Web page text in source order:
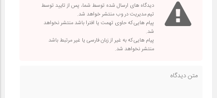
دیدگاه های ارسال شده توسط شما، پس از تایید توسط
تیم مدیریت در وب منتشر خواهد شد.
پیام هایی که حاوی تهمت یا افترا باشد منتشر نخواهد
شد.
پیام هایی که به غیر از زبان فارسی یا غیر مرتبط باشد
منتشر نخواهد شد.